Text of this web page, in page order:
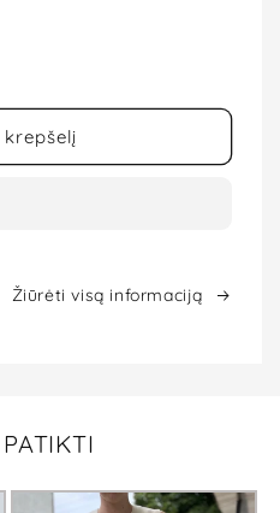
Žiūrėti visą informaciją